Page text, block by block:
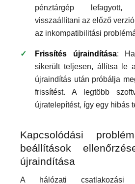
pénztárgép
visszaállítani az előző
az inkompatibilitási
Frissítés újraindítása:
sikerült teljesen, állítsa le
újraindítás után próbálja
frissítést. A legtöbb
újratelepítést, így egy hibás
Kapcsolódási
beállítások
újraindítása
A hálózati csatlakozási